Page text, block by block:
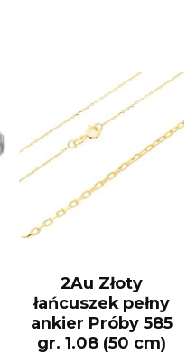
2Au Złoty
łańcuszek pełny
ankier Próby 585
gr. 1.08 (50 cm)